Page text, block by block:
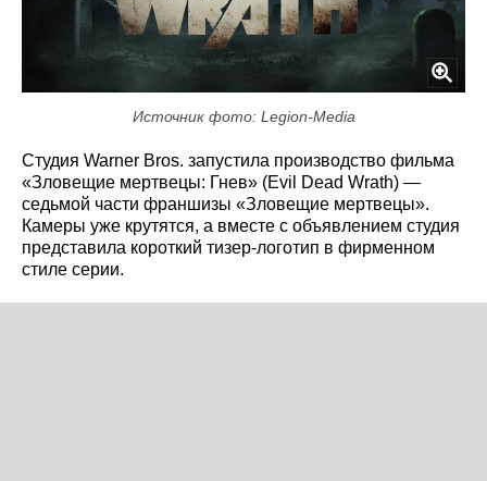
Источник фото: Legion-Media
Студия Warner Bros. запустила производство фильма
«Зловещие мертвецы: Гнев» (Evil Dead Wrath) —
седьмой части франшизы «Зловещие мертвецы».
Камеры уже крутятся, а вместе с объявлением студия
представила короткий тизер-логотип в фирменном
стиле серии.